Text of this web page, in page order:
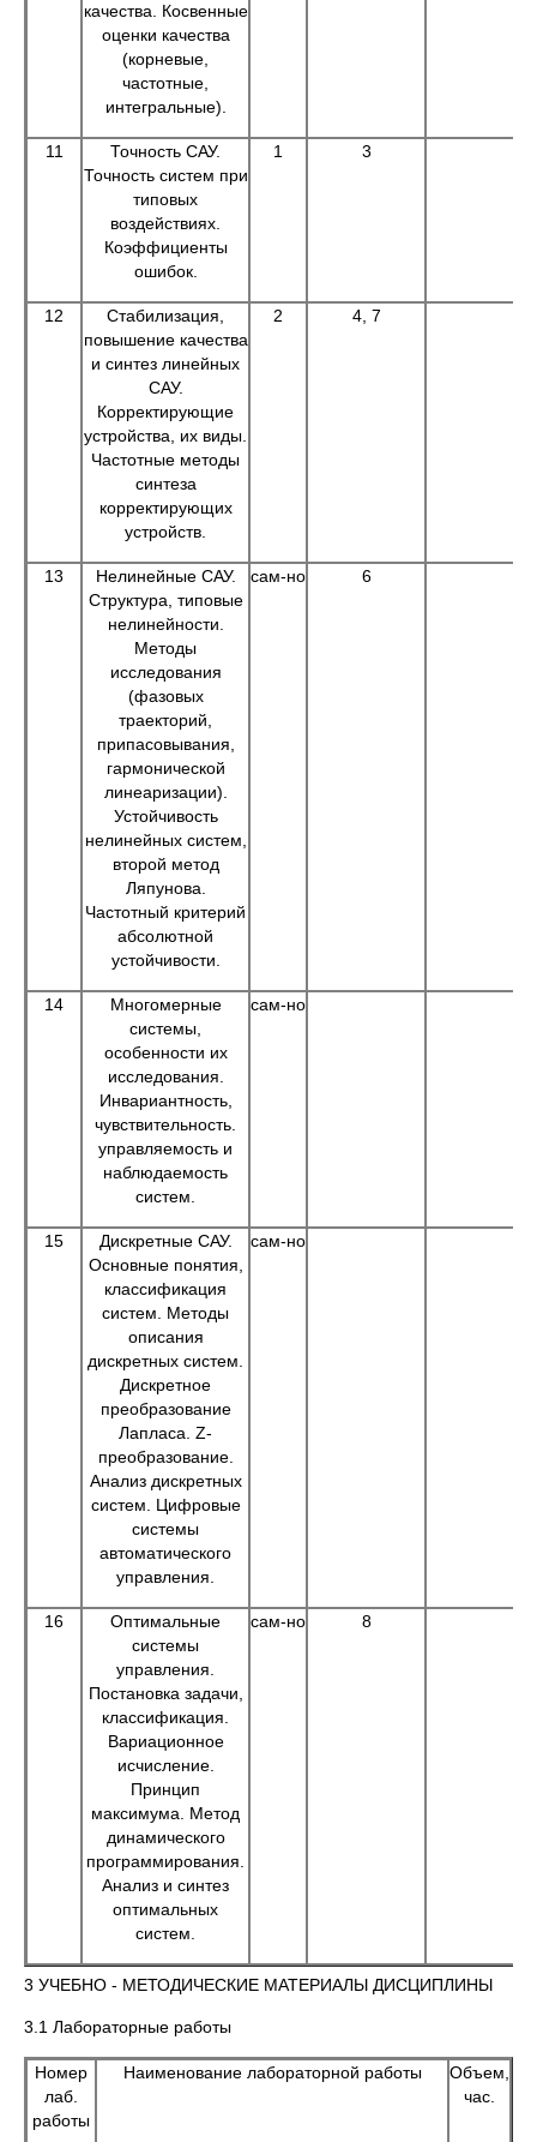
качества. Косвенные
оценки качества
(корневые,
частотные,
интегральные).
11
Точность САУ.
Точность систем при
типовых
воздействиях.
Коэффициенты
ошибок.
1 3
12
Стабилизация,
повышение качества
и синтез линейных
САУ.
Корректирующие
устройства, их виды.
Частотные методы
синтеза
корректирующих
устройств.
2 4, 7
13
Нелинейные САУ.
Структура, типовые
нелинейности.
Методы
исследования
(фазовых
траекторий,
припасовывания,
гармонической
линеаризации).
Устойчивость
нелинейных систем,
второй метод
Ляпунова.
Частотный критерий
абсолютной
устойчивости.
сам-но 6
14
Многомерные
системы,
особенности их
исследования.
Инвариантность,
чувствительность.
управляемость и
наблюдаемость
систем.
сам-но
15
Дискретные САУ.
Основные понятия,
классификация
систем. Методы
описания
дискретных систем.
Дискретное
преобразование
Лапласа. Z-
преобразование.
Анализ дискретных
систем. Цифровые
системы
автоматического
управления.
сам-но
16
Оптимальные
системы
управления.
Постановка задачи,
классификация.
Вариационное
исчисление.
Принцип
максимума. Метод
динамического
программирования.
Анализ и синтез
оптимальных
систем.
сам-но 8
3 УЧЕБНО - МЕТОДИЧЕСКИЕ МАТЕРИАЛЫ ДИСЦИПЛИНЫ
3.1 Лабораторные работы
Номер
лаб.
работы
Наименование лабораторной работы
Объем,
час.